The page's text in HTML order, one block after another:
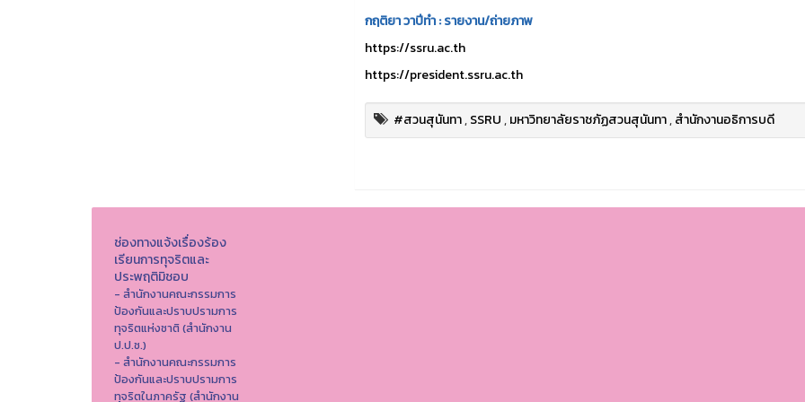
กฤติยา วาปีทำ : รายงาน/ถ่ายภาพ
https://ssru.ac.th
https://president.ssru.ac.th
#สวนสุนันทา,SSRU,มหาวิทยาลัยราชภัฏสวนสุนันทา,สำนักงานอธิการบดี
ช่องทางแจ้งเรื่องร้อง
เรียนการทุจริตและ
ประพฤติมิชอบ
- สำนักงานคณะกรรมการ
ป้องกันและปราบปรามการ
ทุจริตแห่งชาติ (สำนักงาน
ป.ป.ช.)
- สำนักงานคณะกรรมการ
ป้องกันและปราบปรามการ
ทุจริตในภาครัฐ (สำนักงาน